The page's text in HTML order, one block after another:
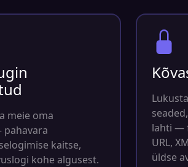
meie oma
kaitse,
kohe algusest.
lahti —
URL,
üldse